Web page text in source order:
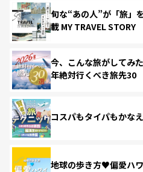
旬な“あの人”が「旅」
載 MY TRAVEL STORY
今、こんな旅がしてみ
年絶対行くべき旅先30
コスパもタイパもかな
地球の歩き方♥偏愛ハ